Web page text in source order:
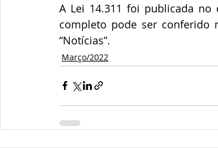
A Lei 14.311 foi publicada
completo pode ser conferido
“Notícias”.
Março/2022